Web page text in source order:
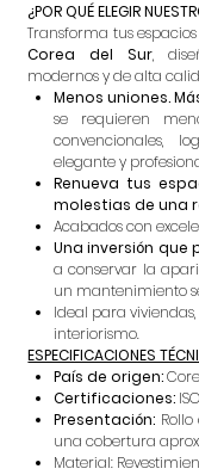
¿POR QUÉ ELEGIR
Transforma tus
Corea del Sur,
modernos y de alta
Menos uniones.
se requieren
convencionales,
elegante y
Renueva tus
molestias de una
Acabados con
Una inversión que
a conservar la
un mantenimiento
Ideal para
interiorismo.
ESPECIFICACIONES
País de origen:
Certificaciones:
Presentación: Rollo
una cobertura
Material: